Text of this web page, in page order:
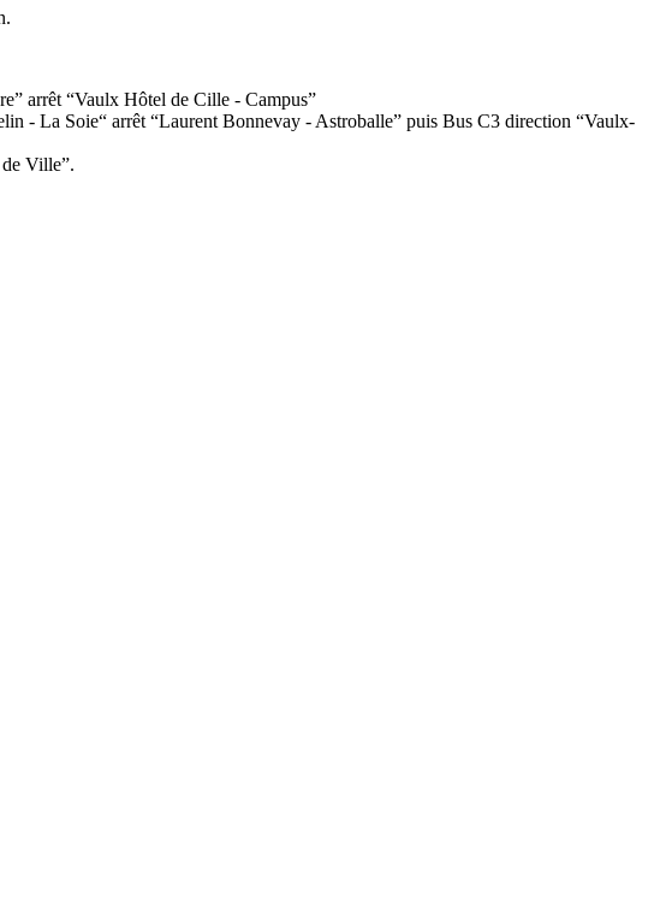
arrêt “Vaulx Hôtel de Cille - Campus”
- La Soie“ arrêt “Laurent Bonnevay - Astroballe” puis Bus C3 direction “Vaulx-
Ville”.